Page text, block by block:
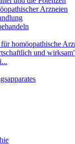
Arzneien
homöopathische
und